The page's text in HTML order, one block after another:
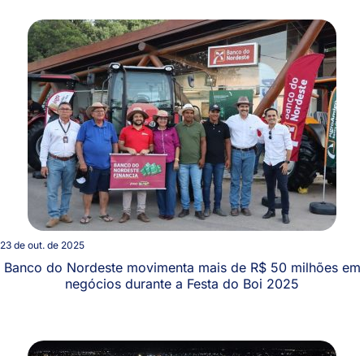
23 de out. de 2025
Banco do Nordeste movimenta mais de R$ 50 milhões em
negócios durante a Festa do Boi 2025